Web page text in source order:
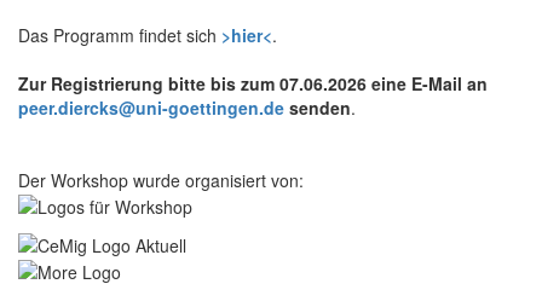
Das Programm findet sich >hier<.
Zur Registrierung bitte bis zum 07.06.2026 eine E-Mail an
peer.diercks@uni-goettingen.de senden.
Der Workshop wurde organisiert von: